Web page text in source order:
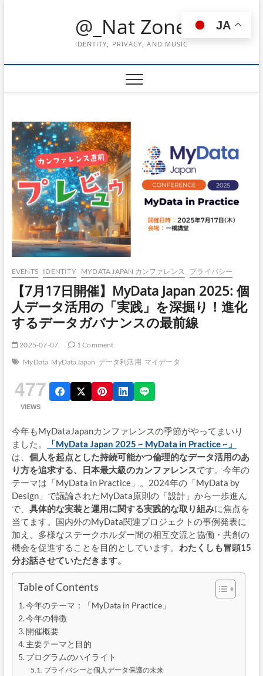
@_Nat Zone
IDENTITY, PRIVACY, AND MUSIC
EVENTS IDENTITY MYDATA JAPAN カンファレンス プライバシー
【7月17日開催】MyData Japan 2025: 個
人データ活用の「実践」を深掘り！進化
するデータガバナンスの最前線
2025-07-07
1 Comment
MyData MyDataJapan データ利活用 マイデータ
477
VIEWS
今年もMyDataJapanカンファレンスの季節がやってまいり
ました。
「MyData Japan 2025 ~ MyData in Practice ~」
は、 個人を起点とした持続可能かつ倫理的なデータ活用のあ
り方を追求する、日本最大級のカンファレンスです。今年の
テーマは「MyData in Practice」。2024年の「MyData by
Design」で議論されたMyData原則の「設計」から一歩進ん
で、 具体的な実装と運用に関する実践的な取り組みに焦点を
当てます。国内外のMyData関連プロジェクトの事例発表に
加え、多様なステークホルダー間の相互交流と協働・共創の
機会を促進することを目的としています。 わたくしも冒頭15
分お話させていただきます。
Table of Contents
今年のテーマ：「MyData in Practice」
今年の特徴
開催概要
主要テーマと目的
プログラムのハイライト
プライバシーと個人データ保護の未来
JA